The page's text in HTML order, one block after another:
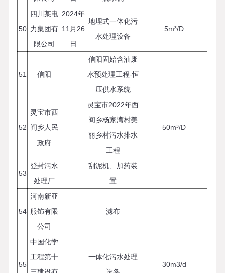
50
四川某电
力集团有
限公司
2024年
11月26
日
地埋式一体化污
水处理设备
5m³/D
51 信阳
信阳固始含油废
水预处理工程-恒
压供水系统
52
灵宝市西
阎乡人民
政府
灵宝市2022年西
阎乡杨家湾村美
丽乡村污水排水
工程
50m³/D
53
登封污水
处理厂
刮泥机、加药装
置
54
河南新亚
服饰有限
公司
滤布
55
中国化学
工程第十
一体化污水处理
30m3/d